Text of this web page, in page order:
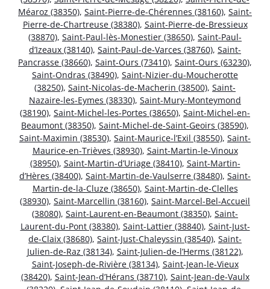
Méaroz (38350), Saint-Pierre-de-Chérennes (38160), Saint-
Pierre-de-Chartreuse (38380), Saint-Pierre-de-Bressieux
(38870), Saint-Paul-lès-Monestier (38650), Saint-Paul-
d’Izeaux (38140), Saint-Paul-de-Varces (38760), Saint-
Pancrasse (38660), Saint-Ours (73410), Saint-Ours (63230),
Saint-Ondras (38490), Saint-Nizier-du-Moucherotte
(38250), Saint-Nicolas-de-Macherin (38500), Saint-
Nazaire-les-Eymes (38330), Saint-Mury-Monteymond
(38190), Saint-Michel-les-Portes (38650), Saint-Michel-en-
Beaumont (38350), Saint-Michel-de-Saint-Geoirs (38590),
Saint-Maximin (38530), Saint-Maurice-l’Exil (38550), Saint-
Maurice-en-Trièves (38930), Saint-Martin-le-Vinoux
(38950), Saint-Martin-d’Uriage (38410), Saint-Martin-
d’Hères (38400), Saint-Martin-de-Vaulserre (38480), Saint-
Martin-de-la-Cluze (38650), Saint-Martin-de-Clelles
(38930), Saint-Marcellin (38160), Saint-Marcel-Bel-Accueil
(38080), Saint-Laurent-en-Beaumont (38350), Saint-
Laurent-du-Pont (38380), Saint-Lattier (38840), Saint-Just-
de-Claix (38680), Saint-Just-Chaleyssin (38540), Saint-
Julien-de-Raz (38134), Saint-Julien-de-l’Herms (38122),
Saint-Joseph-de-Rivière (38134), Saint-Jean-le-Vieux
(38420), Saint-Jean-d’Hérans (38710), Saint-Jean-de-Vaulx